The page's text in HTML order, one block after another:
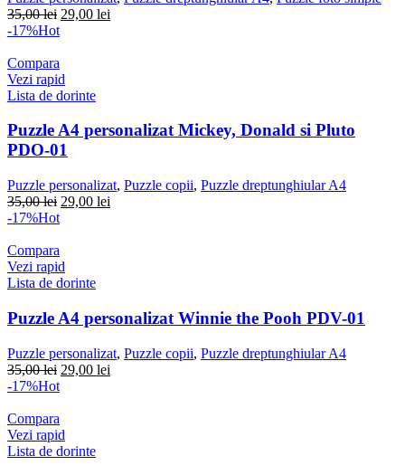
35,00lei Prețul
35,00 lei.
29,00 lei
-17%Hot
Compara
Vezi rapid
Lista de dorinte
Puzzle A4 personalizat Mickey, Donald si Pluto
PDO-01
Puzzle personalizat, Puzzle copii, Puzzle dreptunghiular A4
35,00lei Prețul
35,00 lei.
29,00 lei
-17%Hot
Compara
Vezi rapid
Lista de dorinte
Puzzle A4 personalizat Winnie the Pooh PDV-01
Puzzle personalizat, Puzzle copii, Puzzle dreptunghiular A4
35,00lei Prețul
35,00 lei.
29,00 lei
-17%Hot
Compara
Vezi rapid
Lista de dorinte